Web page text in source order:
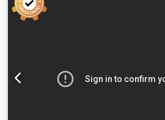
jedną głowicę wiertarską chłodzoną
techniczne i opisy pochodzą z